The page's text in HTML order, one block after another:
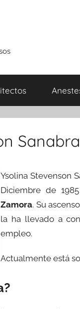
Sanabra
Ysolina Stevenson
Diciembre de
Zamora. Su
la ha llevado a
empleo.
Actualmente está